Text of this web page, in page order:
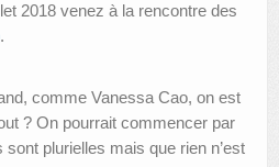
2018 venez à la rencontre des
.
comme Vanessa Cao, on est
? On pourrait commencer par
plurielles mais que rien n’est